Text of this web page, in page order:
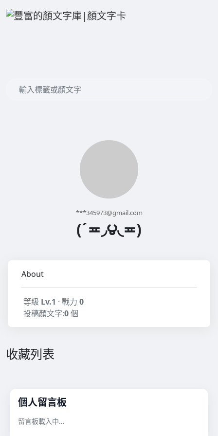
***345973@gmail.com
(´≖◞౪◟≖)
About
等級 Lv.1 · 戰力 0
投稿顏文字:0個
收藏列表
個人留言板
留言板載入中…